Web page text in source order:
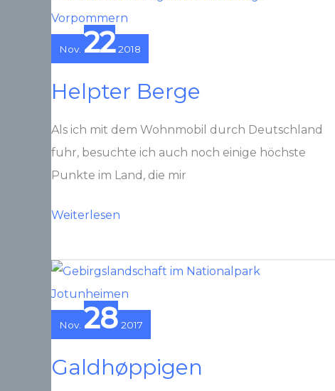
Nov. 22 2018
Helpter Berge
Als ich mit dem Wohnmobil durch Deutschland
fuhr, besuchte ich auch noch einige höchste
Punkte im Land, die mir
Helpter
Weiterlesen
Nov. 28 2017
Galdhøppigen